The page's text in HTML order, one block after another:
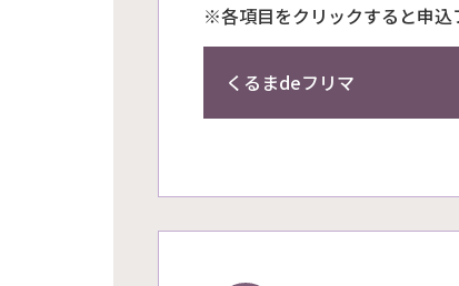
※各項目をクリックすると申込
くるまdeフリマ